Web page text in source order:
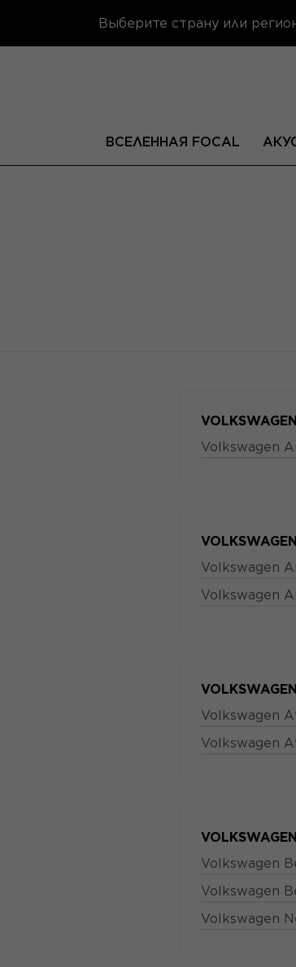
Выберите страну или
ВСЕЛЕННАЯ FOCAL
Volkswagen
Volkswagen
Volkswagen
Volkswagen
Volkswagen
Volkswagen
Volkswagen
Volkswagen